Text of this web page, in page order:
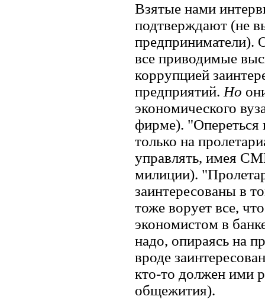
Взятые нами
подтверждают (не
предприниматели).
все приводимые
коррупцией
предприятий. Но
экономического
фирме). "Опереться
только на
управлять, имея
милиции).
заинтересованы в
тоже ворует все,
экономистом в
надо, опираясь на
вроде
кто-то должен ими
общежития).